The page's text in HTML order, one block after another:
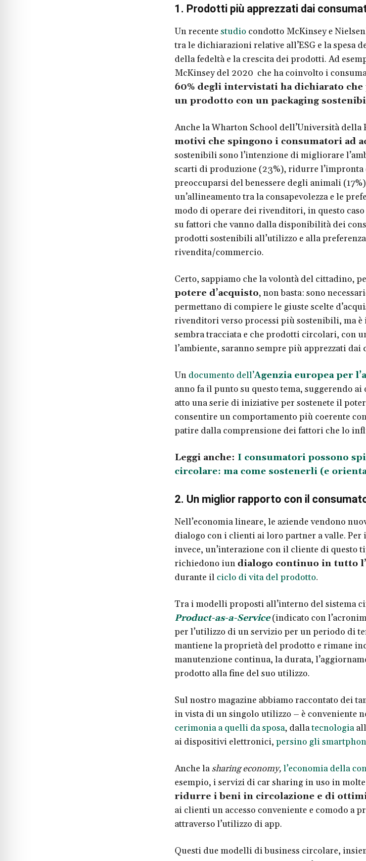
1. Prodotti più apprezzati dai
Un recente studio condotto McKinsey e
tra le dichiarazioni relative all’ESG e la spesa
della fedeltà e la crescita dei prodotti. Ad
McKinsey del 2020 che ha coinvolto i
60% degli intervistati ha dichiarato
un prodotto con un packaging
Anche la Wharton School dell’Università della
motivi che spingono i consumatori ad
sostenibili sono l’intenzione di migliorare
scarti di produzione (23%), ridurre l’impronta
preoccuparsi del benessere degli animali
un’allineamento tra la consapevolezza e le
modo di operare dei rivenditori, in questo
su fattori che vanno dalla disponibilità dei
prodotti sostenibili all’utilizzo e alla
rivendita/commercio.
Certo, sappiamo che la volontà del cittadino,
potere d’acquisto, non basta: sono
permettano di compiere le giuste scelte
rivenditori verso processi più sostenibili, ma è
sembra tracciata e che prodotti circolari, con
l’ambiente, saranno sempre più apprezzati dai
Un documento dell’Agenzia europea per
anno fa il punto su questo tema, suggerendo
atto una serie di iniziative per sostenete il
consentire un comportamento più coerente
patire dalla comprensione dei fattori che lo
Leggi anche: I consumatori possono
circolare: ma come sostenerli (e
2. Un miglior rapporto con il
Nell’economia lineare, le aziende vendono
dialogo con i clienti ai loro partner a valle.
invece, un’interazione con il cliente di questo
richiedono iun dialogo continuo in tutto
durante il ciclo di vita del prodotto.
Tra i modelli proposti all’interno del sistema
Product-as-a-Service(indicato con
per l’utilizzo di un servizio per un periodo di
mantiene la proprietà del prodotto e rimane
manutenzione continua, la durata,
prodotto alla fine del suo utilizzo.
Sul nostro magazine abbiamo raccontato dei
in vista di un singolo utilizzo – è conveniente
cerimonia a quelli da sposa, dallatecnologia
ai dispositivi elettronici, persino gli
Anche lasharing economy, l’economia della
esempio, i servizi di car sharing in uso in
ridurre i beni in circolazione e di
ai clienti un accesso conveniente e comodo a
attraverso l’utilizzo di app.
Questi due modelli di business circolare,